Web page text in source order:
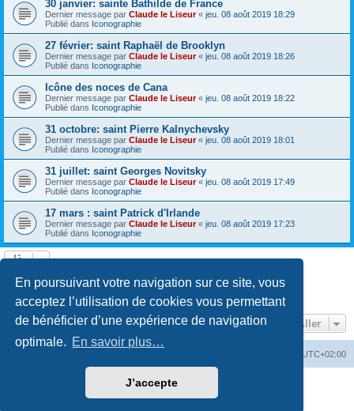
En poursuivant votre navigation sur ce site, vous
acceptez l’utilisation de cookies vous permettant
de bénéficier d’une expérience de navigation
optimale. En savoir plus…
J’accepte
30 janvier: sainte Bathilde de France
Dernier message par Claude le Liseur« jeu. 08 août 2019 18:29
Publié dans Iconographie
27 février: saint Raphaël de Brooklyn
Dernier message par Claude le Liseur« jeu. 08 août 2019 18:26
Publié dans Iconographie
Icône des noces de Cana
Dernier message par Claude le Liseur« jeu. 08 août 2019 18:22
Publié dans Iconographie
31 octobre: saint Pierre Kalnychevsky
Dernier message par Claude le Liseur« jeu. 08 août 2019 18:01
Publié dans Iconographie
31 juillet: saint Georges Novitsky
Dernier message par Claude le Liseur« jeu. 08 août 2019 17:49
Publié dans Iconographie
17 mars : saint Patrick d'Irlande
Dernier message par Claude le Liseur« jeu. 08 août 2019 17:23
Publié dans Iconographie
Page1sur20
3
Aller
UTC+02:00
phpBB® Forum Software © phpBB Limited
©